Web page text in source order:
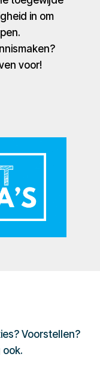
in om
voor!
Voorstellen?
ook.